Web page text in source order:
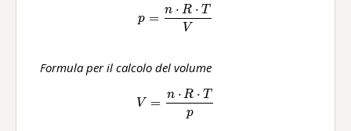
p=\frac{n\ ·R\ ·T}{V}
p =
V
n ⋅ R ⋅ T
Formula per il calcolo del volume
V=\frac{n\ ·R\ ·T}{p}
V =
p
n ⋅ R ⋅ T